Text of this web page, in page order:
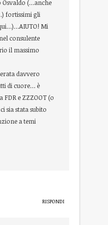
(…anche
fortissimi gli
Mi
consulente
il massimo
davvero
di cuore… è
e ZZZOOT (o
sia stata subito
a temi
RISPONDI